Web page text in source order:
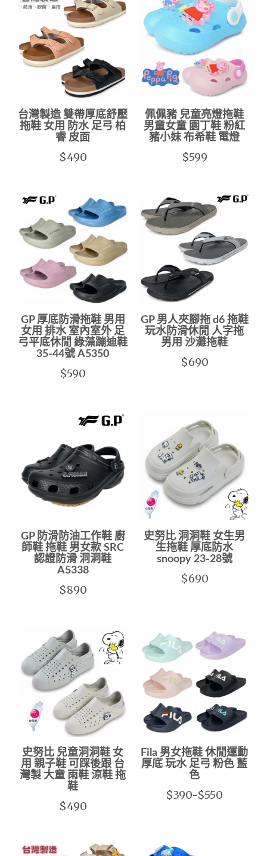
台灣製造 雙帶厚底舒壓
拖鞋 女用 防水 足弓 柏
睿 皮面
$490
佩佩豬 兒童亮燈拖鞋
男童女童 園丁鞋 粉紅
豬小妹 布希鞋 電燈
$599
GP 厚底防滑拖鞋 男用
女用 排水 室內室外 足
弓平底休閒 綠藻蹦迪鞋
35-44號 A5350
$590
GP 男人夾腳拖 d6 拖鞋
玩水防滑休閒 人字拖
男用 沙灘拖鞋
$690
GP 防滑防油工作鞋 廚
師鞋 拖鞋 男女款 SRC
認證防滑 洞洞鞋
A5338
$890
史努比 洞洞鞋 女生男
生拖鞋 厚底防水
snoopy 23-28號
$690
史努比 兒童洞洞鞋 女
用 親子鞋 可踩後跟 台
灣製 大童 雨鞋 涼鞋 拖
鞋
$490
Fila 男女拖鞋 休閒運動
厚底 玩水 足弓 粉色 藍
色
$390-$550